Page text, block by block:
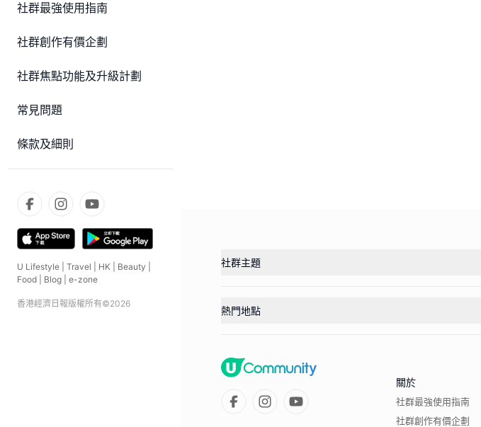
社群最強使用指南
社群創作有價企劃
社群焦點功能及升級計劃
常見問題
條款及細則
U Lifestyle Travel HK Beauty
Food
Blog e-zone
香港經濟日報版權所有©2026
社群主題
熱門地點
關於
社群最強使用指南
社群創作有價企劃